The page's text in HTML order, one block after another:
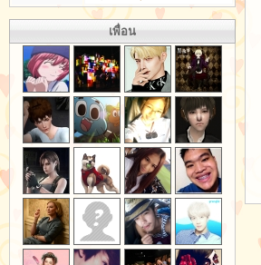
เพื่อน